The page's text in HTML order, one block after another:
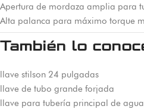
Apertura de mordaza amplia para
Alta palanca para máximo torque
También lo
llave stilson 24 pulgadas
llave de tubo grande forjada
llave para tubería principal de agua